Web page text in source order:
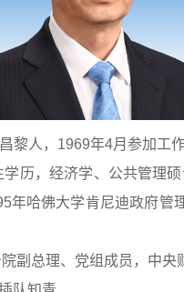
黎人，1969年4月参加工
历，经济学、公共管理
年哈佛大学肯尼迪政府管
总理、党组成员，中央